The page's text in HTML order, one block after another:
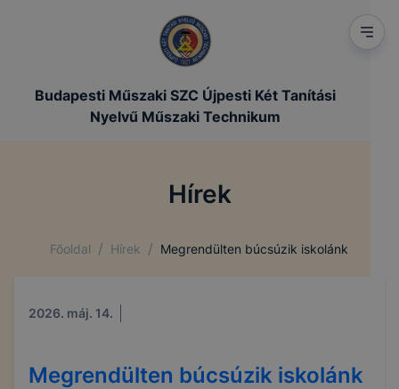
Budapesti Műszaki SZC Újpesti Két Tanítási
Nyelvű Műszaki Technikum
Hírek
Főoldal / Hírek / Megrendülten búcsúzik iskolánk
2026. máj. 14.
Megrendülten búcsúzik iskolánk